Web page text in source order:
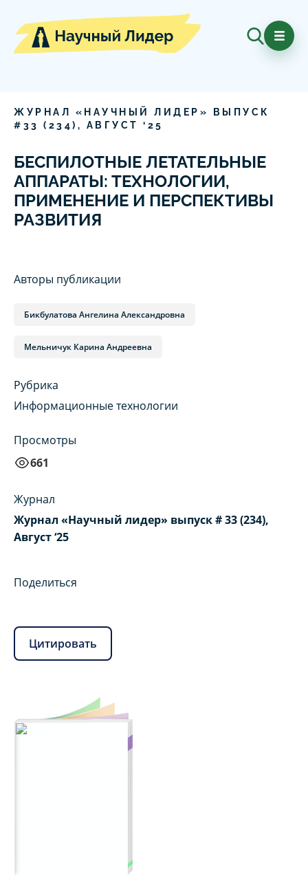
ЖУРНАЛ «НАУЧНЫЙ ЛИДЕР» ВЫПУСК
# 33 ( 234), АВГУСТ ‘ 25
БЕСПИЛОТНЫЕ ЛЕТАТЕЛЬНЫЕ
АППАРАТЫ: ТЕХНОЛОГИИ,
ПРИМЕНЕНИЕ И ПЕРСПЕКТИВЫ
РАЗВИТИЯ
Авторы публикации
Бикбулатова Ангелина Александровна
Мельничук Карина Андреевна
Рубрика
Информационные технологии
Просмотры
661
Журнал
Журнал «Научный лидер» выпуск # 33 (234),
Август ‘25
Поделиться
Цитировать